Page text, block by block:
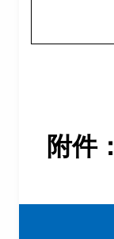
附件：